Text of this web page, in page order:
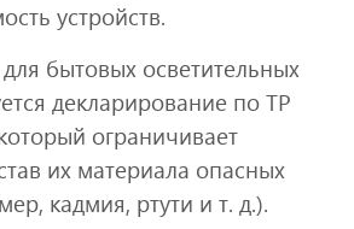
устройств.
бытовых осветительных
декларирование по ТР
ограничивает
их материала опасных
кадмия, ртути и т. д.).